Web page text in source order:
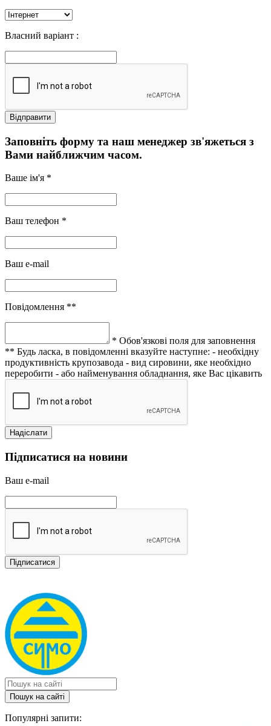
Власний варіант :
Заповніть форму та наш менеджер зв'яжеться з
Вами найближчим часом.
Ваше ім'я *
Ваш телефон *
Ваш e-mail
Повідомлення **
* Обов'язкові поля для заповнення
** Будь ласка, в повідомленні вказуйте наступне: - необхідну
продуктивність крупозавода - вид сировини, яке необхідно
переробити - або найменування обладнання, яке Вас цікавить
Підписатися на новини
Ваш e-mail
Пошук на сайтi
Популярні запити: